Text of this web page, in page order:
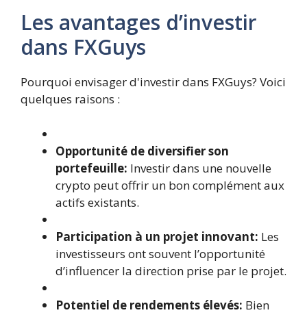
Les avantages d’investir
dans FXGuys
Pourquoi envisager d'investir dans FXGuys? Voici
quelques raisons :
Opportunité de diversifier son
portefeuille: Investir dans une nouvelle
crypto peut offrir un bon complément aux
actifs existants.
Participation à un projet innovant: Les
investisseurs ont souvent l’opportunité
d’influencer la direction prise par le projet.
Potentiel de rendements élevés: Bien